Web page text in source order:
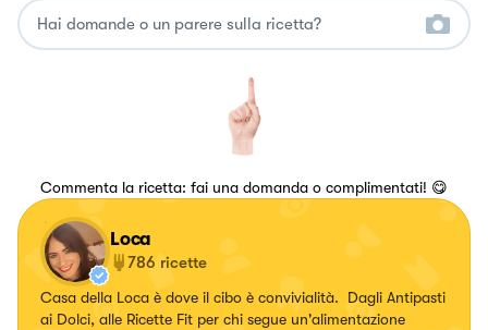
Commenta la ricetta: fai una domanda o complimentati! 😋
Loca
786 ricette
Casa della Loca è dove il cibo è convivialità. Dagli Antipasti
ai Dolci, alle Ricette Fit per chi segue un'alimentazione